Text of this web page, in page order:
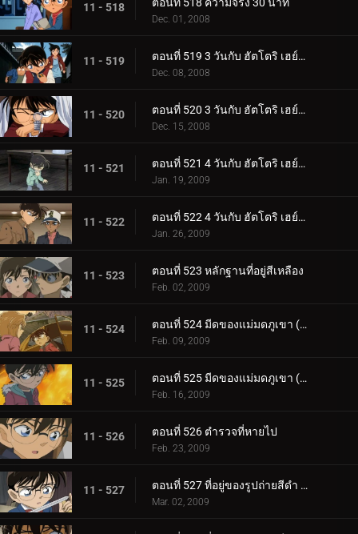
11 - 518 ตอนที่ 518 ความจริง 30 นาที
Dec. 01, 2008
11 - 519 ตอนที่ 519 3 วันกับ ฮัตโตริ เฮย์จิ (ตอนพิเศษ 1)
Dec. 08, 2008
11 - 520 ตอนที่ 520 3 วันกับ ฮัตโตริ เฮย์จิ (ตอนพิเศษ 2)
Dec. 15, 2008
11 - 521 ตอนที่ 521 4 วันกับ ฮัตโตริ เฮย์จิ (ตอนพิเศษ 3)
Jan. 19, 2009
11 - 522 ตอนที่ 522 4 วันกับ ฮัตโตริ เฮย์จิ (ตอนพิเศษ 4)
Jan. 26, 2009
11 - 523 ตอนที่ 523 หลักฐานที่อยู่สีเหลือง
Feb. 02, 2009
11 - 524 ตอนที่ 524 มีดของแม่มดภูเขา (ตอน 1)
Feb. 09, 2009
11 - 525 ตอนที่ 525 มีดของแม่มดภูเขา (ตอน 2)
Feb. 16, 2009
11 - 526 ตอนที่ 526 ตำรวจที่หายไป
Feb. 23, 2009
11 - 527 ตอนที่ 527 ที่อยู่ของรูปถ่ายสีดำ (ตอน 1)
Mar. 02, 2009